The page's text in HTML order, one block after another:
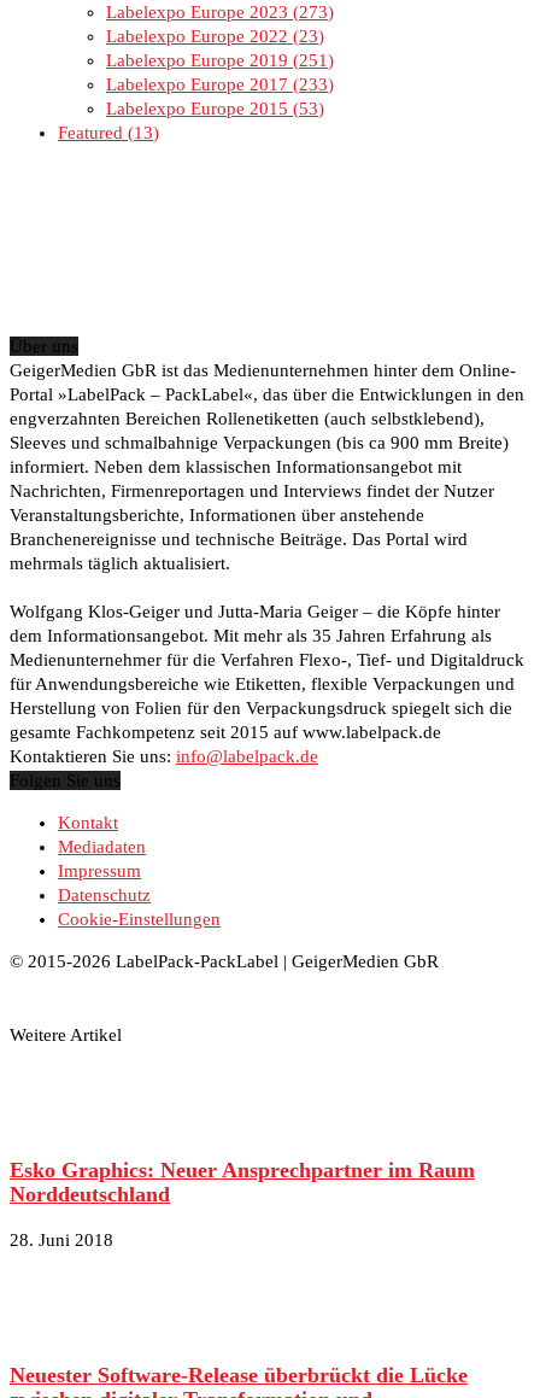
Labelexpo Europe 2023
273
Labelexpo Europe 2022
23
Labelexpo Europe 2019
251
Labelexpo Europe 2017
233
Labelexpo Europe 2015
53
Featured
13
Über uns
GeigerMedien GbR ist das Medienunternehmen hinter dem Online-
Portal »LabelPack – PackLabel«, das über die Entwicklungen in den
engverzahnten Bereichen Rollenetiketten (auch selbstklebend),
Sleeves und schmalbahnige Verpackungen (bis ca 900 mm Breite)
informiert. Neben dem klassischen Informationsangebot mit
Nachrichten, Firmenreportagen und Interviews findet der Nutzer
Veranstaltungsberichte, Informationen über anstehende
Branchenereignisse und technische Beiträge. Das Portal wird
mehrmals täglich aktualisiert.
Wolfgang Klos-Geiger und Jutta-Maria Geiger – die Köpfe hinter
dem Informationsangebot. Mit mehr als 35 Jahren Erfahrung als
Medienunternehmer für die Verfahren Flexo-, Tief- und Digitaldruck
für Anwendungsbereiche wie Etiketten, flexible Verpackungen und
Herstellung von Folien für den Verpackungsdruck spiegelt sich die
gesamte Fachkompetenz seit 2015 auf www.labelpack.de
Kontaktieren Sie uns: info@labelpack.de
Folgen Sie uns
Kontakt
Mediadaten
Impressum
Datenschutz
Cookie-Einstellungen
© 2015-2026 LabelPack-PackLabel | GeigerMedien GbR
Weitere Artikel
Esko Graphics: Neuer Ansprechpartner im Raum
Norddeutschland
28. Juni 2018
Neuester Software-Release überbrückt die Lücke